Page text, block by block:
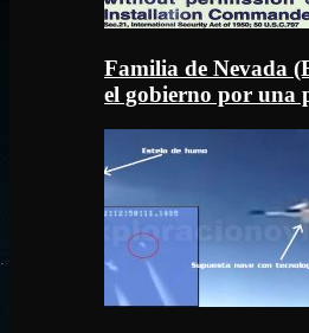
Familia de Nevada
el gobierno por